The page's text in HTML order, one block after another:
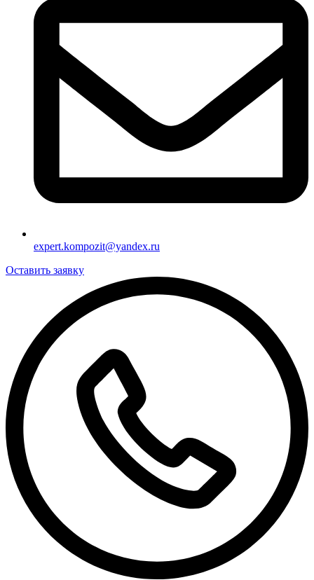
expert.kompozit@yandex.ru
Оставить заявку